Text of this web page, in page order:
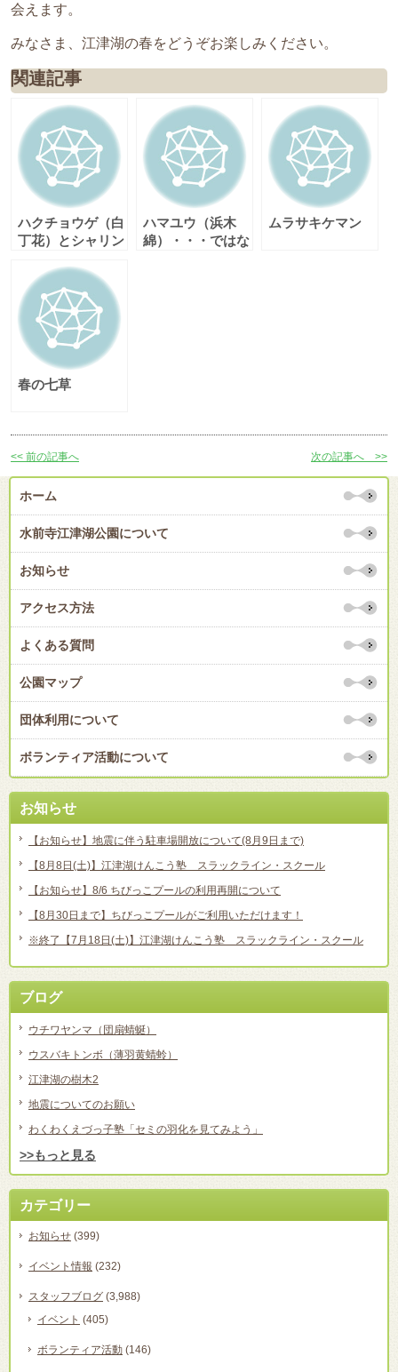
会えます。
みなさま、江津湖の春をどうぞお楽しみください。
関連記事
ハクチョウゲ（白
丁花）とシャリン
ハマユウ（浜木
綿）・・・ではな
ムラサキケマン
春の七草
<< 前の記事へ 次の記事へ >>
ホーム
水前寺江津湖公園について
お知らせ
アクセス方法
よくある質問
公園マップ
団体利用について
ボランティア活動について
お知らせ
【お知らせ】地震に伴う駐車場開放について(8月9日まで)
【8月8日(土)】江津湖けんこう塾 スラックライン・スクール
【お知らせ】8/6 ちびっこプールの利用再開について
【8月30日まで】ちびっこプールがご利用いただけます！
※終了【7月18日(土)】江津湖けんこう塾 スラックライン・スクール
ブログ
ウチワヤンマ（団扇蜻蜒）
ウスバキトンボ（薄羽黄蜻蛉）
江津湖の樹木2
地震についてのお願い
わくわくえづっ子塾「セミの羽化を見てみよう」
>>もっと見る
カテゴリー
お知らせ (399)
イベント情報 (232)
スタッフブログ (3,988)
イベント (405)
ボランティア活動 (146)